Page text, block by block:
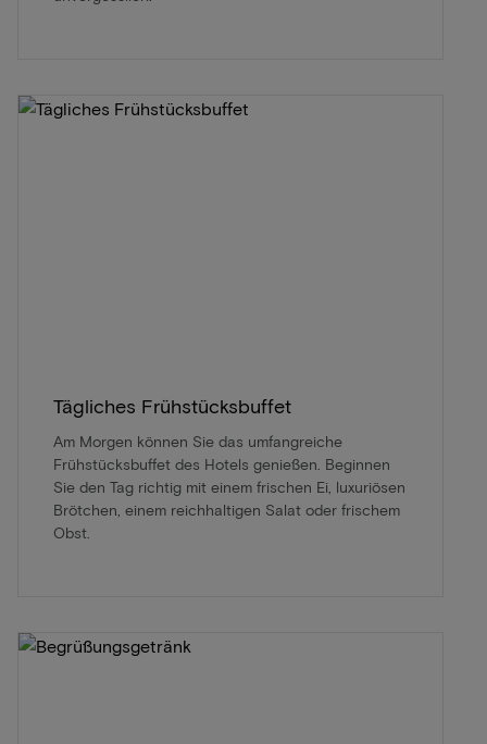
Tägliches Frühstücksbuffet
Am Morgen können Sie das umfangreiche
Frühstücksbuffet des Hotels genießen. Beginnen
Sie den Tag richtig mit einem frischen Ei, luxuriösen
Brötchen, einem reichhaltigen Salat oder frischem
Obst.